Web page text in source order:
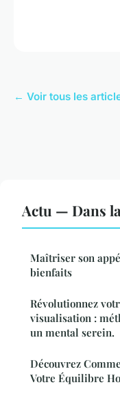
← Voir tous les
Actu — Dans
Maîtriser son
bienfaits
Révolutionnez
visualisation :
un mental serein.
Découvrez
Votre Équilibre